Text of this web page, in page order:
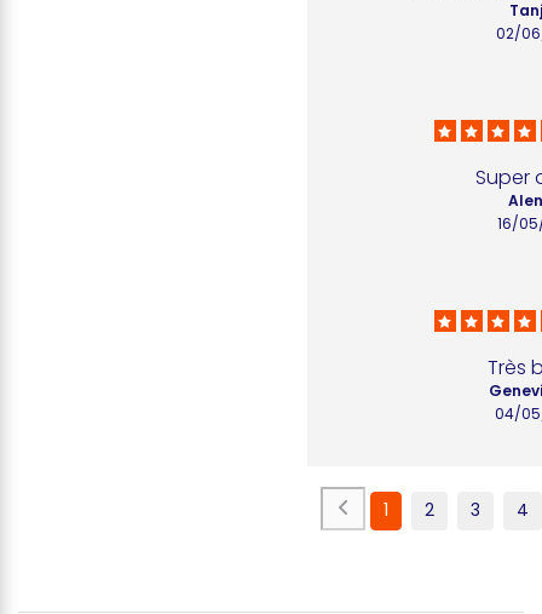
02/
Super
16/
Très
04/
1 2 3 4